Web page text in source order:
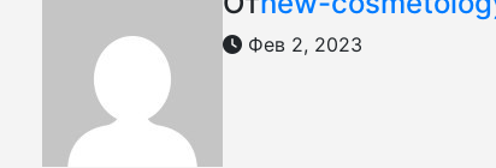
Фев 2, 2023